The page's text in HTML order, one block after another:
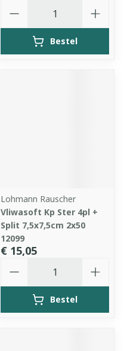
Bestel
Lohmann Rauscher
Vliwasoft Kp Ster 4pl +
Split 7,5x7,5cm 2x50
12099
€ 15,05
Bestel